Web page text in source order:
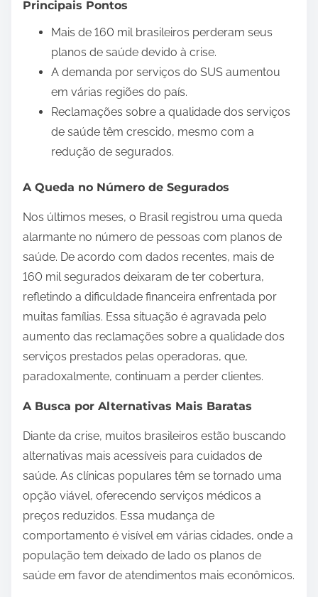
Principais Pontos
Mais de 160 mil brasileiros perderam seus
planos de saúde devido à crise.
A demanda por serviços do SUS aumentou
em várias regiões do país.
Reclamações sobre a qualidade dos serviços
de saúde têm crescido, mesmo com a
redução de segurados.
A Queda no Número de Segurados
Nos últimos meses, o Brasil registrou uma queda
alarmante no número de pessoas com planos de
saúde. De acordo com dados recentes, mais de
160 mil segurados deixaram de ter cobertura,
refletindo a dificuldade financeira enfrentada por
muitas famílias. Essa situação é agravada pelo
aumento das reclamações sobre a qualidade dos
serviços prestados pelas operadoras, que,
paradoxalmente, continuam a perder clientes.
A Busca por Alternativas Mais Baratas
Diante da crise, muitos brasileiros estão buscando
alternativas mais acessíveis para cuidados de
saúde. As clínicas populares têm se tornado uma
opção viável, oferecendo serviços médicos a
preços reduzidos. Essa mudança de
comportamento é visível em várias cidades, onde a
população tem deixado de lado os planos de
saúde em favor de atendimentos mais econômicos.